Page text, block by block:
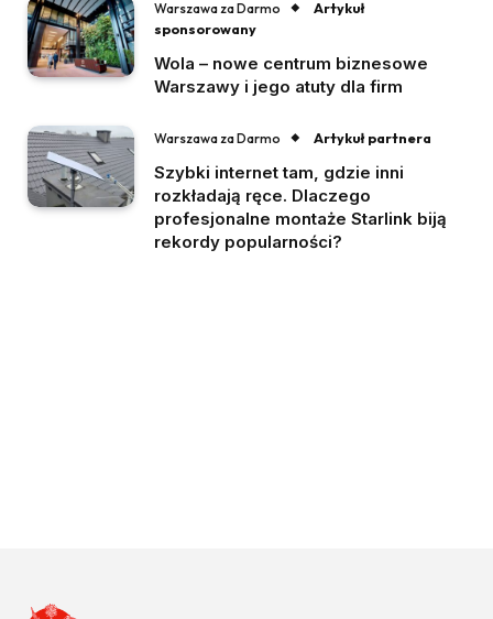
Warszawa za Darmo
Artykuł
sponsorowany
Wola – nowe centrum biznesowe
Warszawy i jego atuty dla firm
Warszawa za Darmo Artykuł partnera
Szybki internet tam, gdzie inni
rozkładają ręce. Dlaczego
profesjonalne montaże Starlink biją
rekordy popularności?